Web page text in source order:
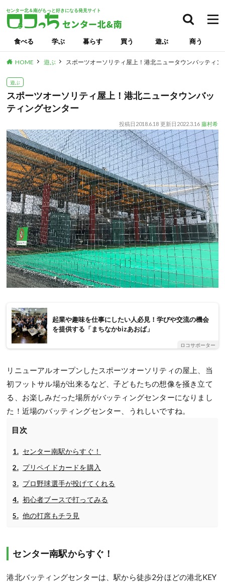
センター北＆南がもっと好きになる発見サイト
食べる 学ぶ 暮らす 買う 遊ぶ 商う
HOME 遊ぶ スポーツオーソリティ屋上！港北ニュータウンバッティン
遊ぶ
スポーツオーソリティ屋上！港北ニュータウンバッ
ティングセンター
投稿日 2018.6.18 更新日 2022.3.16 藤村希
起業や趣味を仕事にしたい人必見！学びや交流の機会
を提供する「まちなかbizあおば」
ロコサポーター
リニューアルオープンしたスポーツオーソリティの屋上、当
初フットサル場が出来るなど、子どもたちの想像を掻き立て
る、お楽しみだった場所がバッティングセンターになりまし
た！近場のバッティングセンター、うれしいですね。
目次
センター南駅からすぐ！
プリペイドカードを購入
プロ野球選手が投げてくれる
初心者ブースで打ってみる
他の打席もチラ見
センター南駅からすぐ！
港北バッティングセンターは、駅から徒歩2分ほどの港北KEY